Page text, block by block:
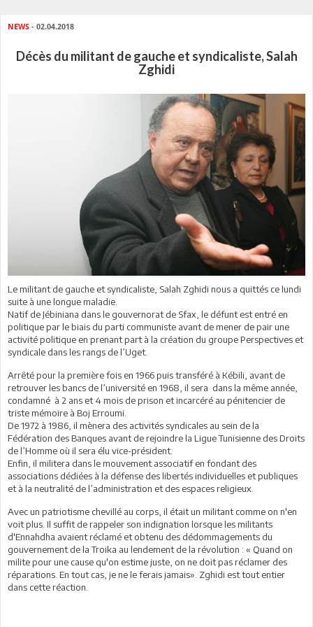
NEWS - 02.04.2018
Décès du militant de gauche et syndicaliste, Salah
Zghidi
Le militant de gauche et syndicaliste, Salah Zghidi nous a quittés ce lundi
suite à une longue maladie.
Natif de Jébiniana dans le gouvernorat de Sfax, le défunt est entré en
politique par le biais du parti communiste avant de mener de pair une
activité politique en prenant part à la création du groupe Perspectives et
syndicale dans les rangs de l’Uget.
Arrêté pour la première fois en 1966 puis transféré à Kébili, avant de
retrouver les bancs de l’université en 1968, il sera dans la même année,
condamné à 2 ans et 4 mois de prison et incarcéré au pénitencier de
triste mémoire à Boj Erroumi.
De 1972 à 1986, il mènera des activités syndicales au sein de la
Fédération des Banques avant de rejoindre la Ligue Tunisienne des Droits
de l’Homme où il sera élu vice-président.
Enfin, il militera dans le mouvement associatif en fondant des
associations dédiées à la défense des libertés individuelles et publiques
et à la neutralité de l’administration et des espaces religieux.
Avec un patriotisme chevillé au corps, il était un militant comme on n'en
voit plus. Il suffit de rappeler son indignation lorsque les militants
d'Ennahdha avaient réclamé et obtenu des dédommagements du
gouvernement de la Troika au lendement de la révolution : « Quand on
milite pour une cause qu'on estime juste, on ne doit pas réclamer des
réparations. En tout cas, je ne le ferais jamais». Zghidi est tout entier
dans cette réaction.